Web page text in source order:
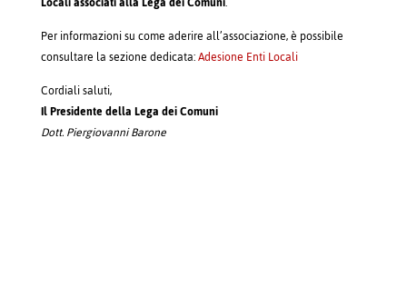
Per informazioni su come aderire all’associazione, è possibile
consultare la sezione dedicata:Adesione Enti Locali
Cordiali saluti,
Il Presidente della Lega dei Comuni
Dott. Piergiovanni Barone